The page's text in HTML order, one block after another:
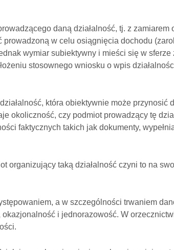
daną działalność, tj. z zamiarem
w celu osiągnięcia dochodu
wymiar subiektywny i mieści się w sferze
stosownego wniosku o wpis
która obiektywnie może przynosić
okoliczność, czy podmiot prowadzący tę
faktycznych takich jak dokumenty,
organizujący taką działalność czyni to na
a w szczególności trwaniem
i jednorazowość. W